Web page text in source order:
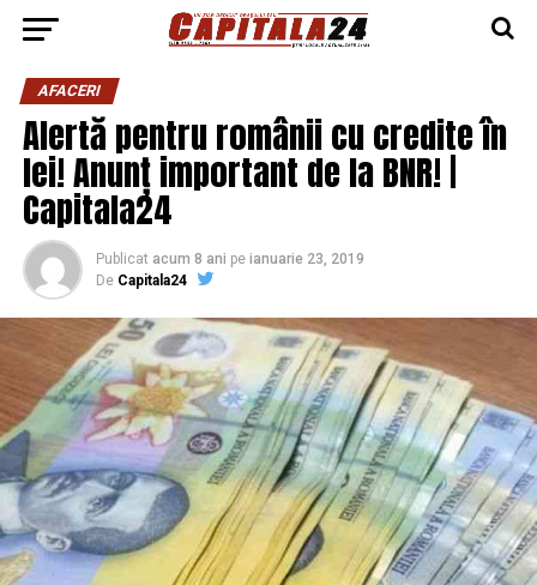
AFACERI
Alertă pentru românii cu credite în
lei! Anunț important de la BNR! |
Capitala24
Publicat acum 8 ani pe ianuarie 23, 2019
De Capitala24